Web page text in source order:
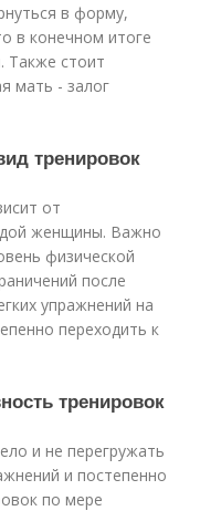
в форму,
в конечном итоге
Также стоит
мать - залог
тренировок
от
женщины. Важно
физической
после
упражнений на
переходить к
тренировок
и не перегружать
и постепенно
по мере